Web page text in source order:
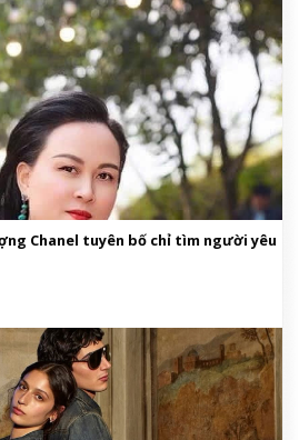
Chanel tuyên bố chỉ tìm người yêu